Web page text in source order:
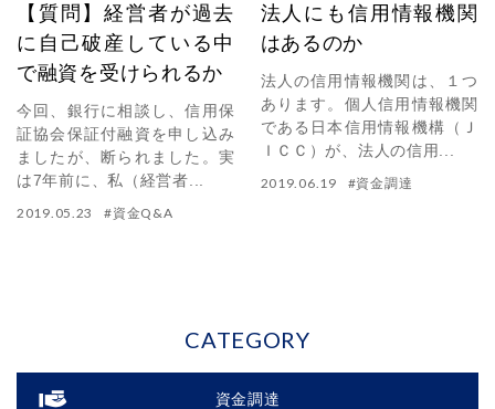
【質問】経営者が過去
に自己破産している中
で融資を受けられるか
今回、銀行に相談し、信用保
証協会保証付融資を申し込み
ましたが、断られました。実
は7年前に、私（経営者...
2019.05.23 #資金Q&A
法人にも信用情報機関
はあるのか
法人の信用情報機関は、１つ
あります。個人信用情報機関
である日本信用情報機構（Ｊ
ＩＣＣ）が、法人の信用...
2019.06.19 #資金調達
CATEGORY
資金調達